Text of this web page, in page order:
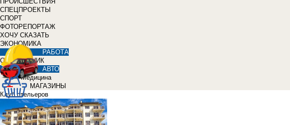
СПЕЦПРОЕКТЫ
СПОРТ
ФОТОРЕПОРТАЖ
ХОЧУ СКАЗАТЬ
ЭКОНОМИКА
РАБОТА
СПРАВОЧНИК
АВТО
Медицина
МАГАЗИНЫ
Клуб отельеров